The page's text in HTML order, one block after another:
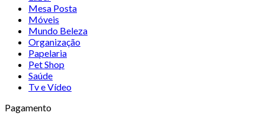
Mesa Posta
Móveis
Mundo Beleza
Organização
Papelaria
Pet Shop
Saúde
Tv e Vídeo
Pagamento